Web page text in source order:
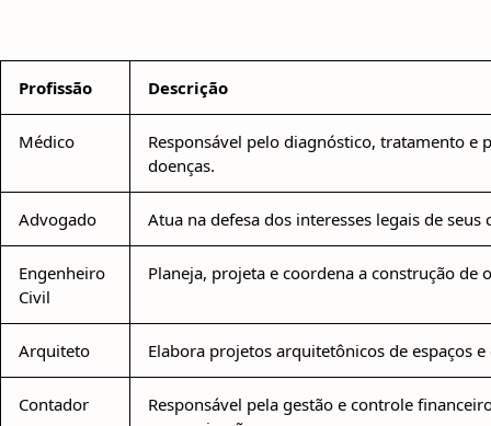
Profissão Descrição
Médico
Responsável pelo diagnóstico, tratamento e
doenças.
Advogado Atua na defesa dos interesses legais de seus
Engenheiro
Civil
Planeja, projeta e coordena a construção de
Arquiteto Elabora projetos arquitetônicos de espaços
Contador
Responsável pela gestão e controle